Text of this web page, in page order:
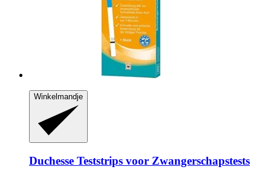
Winkelmandje
Duchesse Teststrips voor Zwangerschapstests